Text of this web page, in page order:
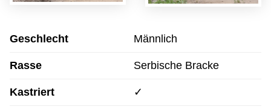
Geschlecht Männlich
Rasse Serbische Bracke
Kastriert ✓